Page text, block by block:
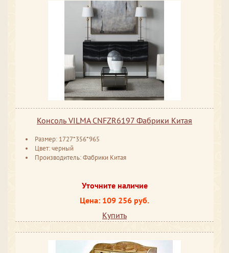
Консоль VILMA CNFZR6197 Фабрики Китая
Размер: 1727*356*965
Цвет: черный
Производитель: Фабрики Китая
Уточните наличие
Цена: 109 256 руб.
Купить